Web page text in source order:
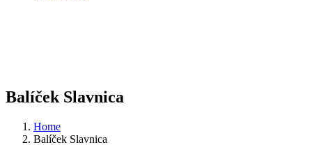
Balíček Slavnica
Home
Balíček Slavnica